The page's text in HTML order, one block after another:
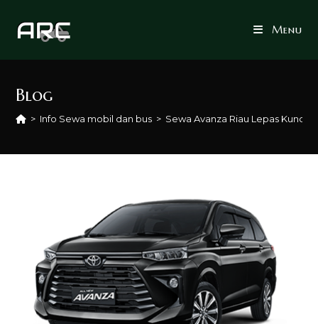
Menu
Blog
> Info Sewa mobil dan bus > Sewa Avanza Riau Lepas Kunci